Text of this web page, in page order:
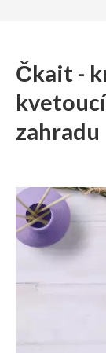
Čkait -
zahradu